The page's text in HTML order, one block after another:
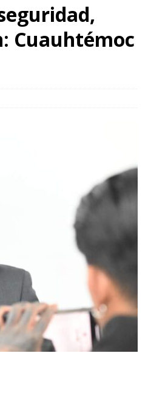
campo 34, tendría entre 20 y 25
Cuauhtémoc